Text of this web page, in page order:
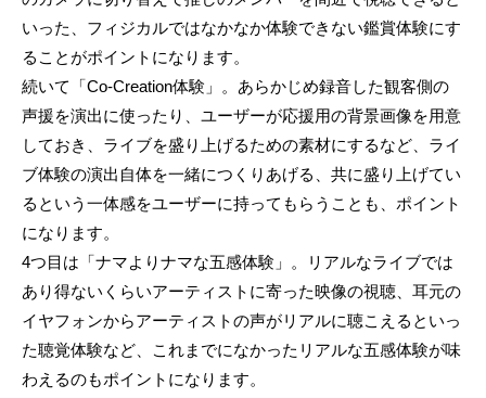
いった、フィジカルではなかなか体験できない鑑賞体験にす
ることがポイントになります。
続いて「Co-Creation体験」。あらかじめ録音した観客側の
声援を演出に使ったり、ユーザーが応援用の背景画像を用意
しておき、ライブを盛り上げるための素材にするなど、ライ
ブ体験の演出自体を一緒につくりあげる、共に盛り上げてい
るという一体感をユーザーに持ってもらうことも、ポイント
になります。
4つ目は「ナマよりナマな五感体験」。リアルなライブでは
あり得ないくらいアーティストに寄った映像の視聴、耳元の
イヤフォンからアーティストの声がリアルに聴こえるといっ
た聴覚体験など、これまでになかったリアルな五感体験が味
わえるのもポイントになります。